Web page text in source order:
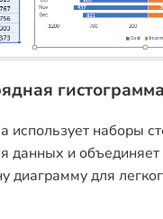
гистограмма
использует наборы
данных и объединяет
диаграмму для